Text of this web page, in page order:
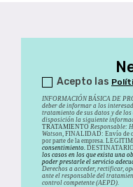
Acepto las
INFORMACIÓN BÁSICA DE
deber de informar a los
tratamiento de sus datos y de los
disposición la siguiente
TRATAMIENTO Responsable:
Watson, FINALIDAD: Envío de
por parte de la empresa.
consentimiento.
los casos en los que exista una
poder prestarle el servicio
Derechos a acceder, rectificar,
ante el responsable del
control competente (AEPD).